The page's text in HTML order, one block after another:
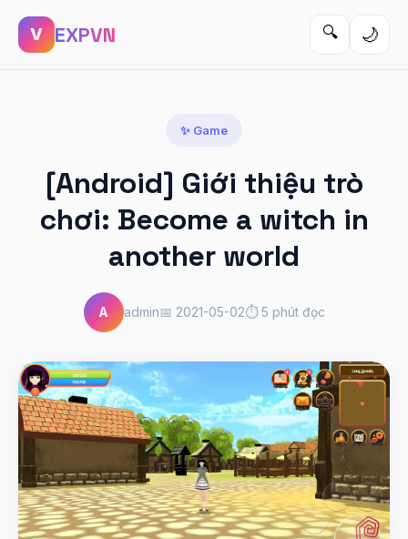
V EXPVN 🔍 🌙
✨ Game
[Android] Giới thiệu trò
chơi: Become a witch in
another world
A admin📅 2021-05-02⏱️ 5 phút đọc